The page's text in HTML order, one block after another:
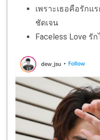
เพราะเธอคือรักแ
ชัดเจน
Faceless Love รั